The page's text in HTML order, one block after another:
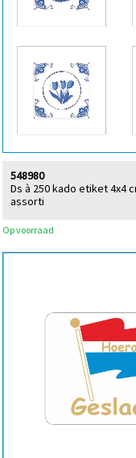
Ds à 250 kado etiket 4x4
assorti
548980
Op voorraad